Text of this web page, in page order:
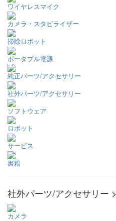
ワイヤレスマイク
カメラ・スタビライザー
掃除ロボット
ポータブル電源
純正パーツ/アクセサリー
社外パーツ/アクセサリー
ソフトウェア
ロボット
サービス
書籍
社外パーツ/アクセサリー >
カメラ